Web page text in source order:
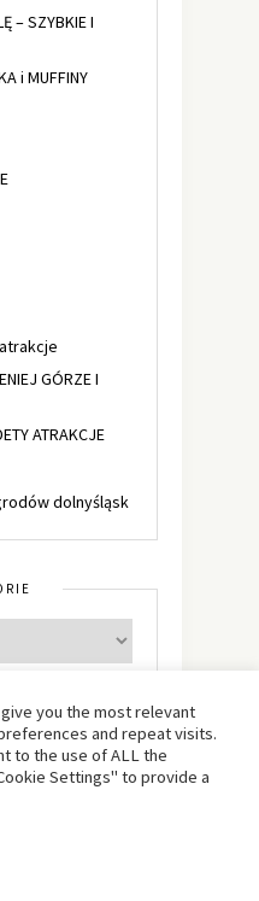
– SZYBKIE I
i MUFFINY
GÓRZE I
ATRAKCJE
dolnyśląsk
PIECZENIA
you the most relevant
and repeat visits.
to the use of ALL the
Settings" to provide a